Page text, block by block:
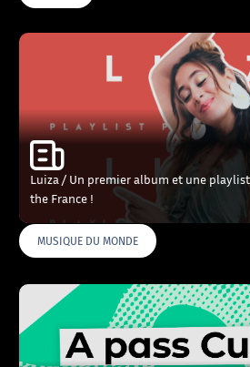
Luiza / Un premier album et une
the France !
MUSIQUE DU MONDE